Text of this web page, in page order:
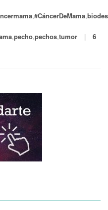
,#CáncerDeMama,
,pecho,pechos,tumor 6